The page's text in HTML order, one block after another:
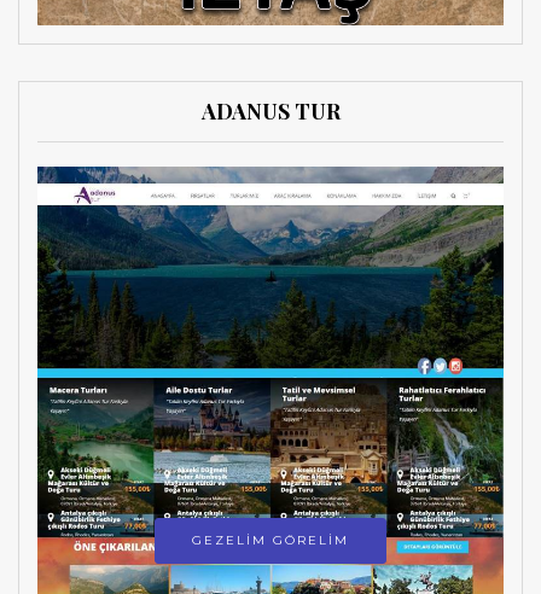
ADANUS TUR
GEZELİM GÖRELİM